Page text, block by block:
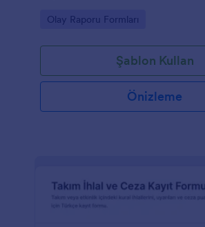
düzenli yönetin.
Go to Category:
Olay Raporu Formları
Şablon Kullan
Önizleme